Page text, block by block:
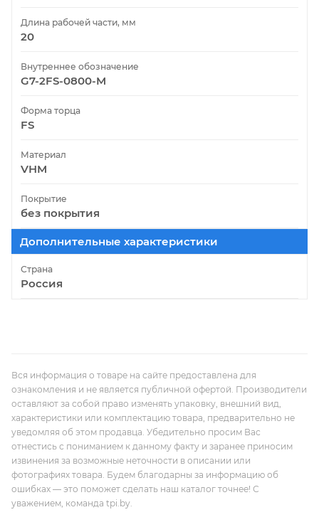
Длина рабочей части, мм
20
Внутреннее обозначение
G7-2FS-0800-M
Форма торца
FS
Материал
VHM
Покрытие
без покрытия
Дополнительные характеристики
Страна
Россия
Вся информация о товаре на сайте предоставлена для
ознакомления и не является публичной офертой. Производители
оставляют за собой право изменять упаковку, внешний вид,
характеристики или комплектацию товара, предварительно не
уведомляя об этом продавца. Убедительно просим Вас
отнестись с пониманием к данному факту и заранее приносим
извинения за возможные неточности в описании или
фотографиях товара. Будем благодарны за информацию об
ошибках — это поможет сделать наш каталог точнее! С
уважением, команда tpi.by.